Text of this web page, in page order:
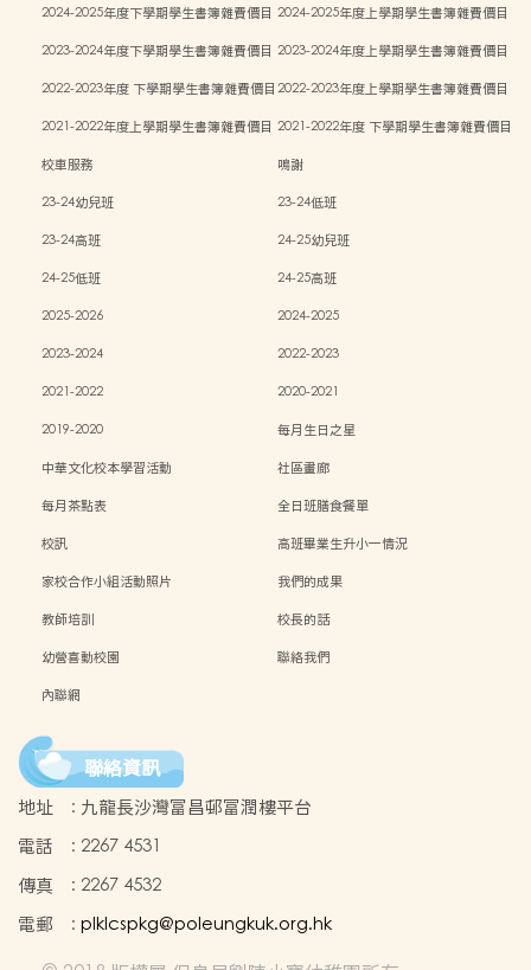
2024-2025年度下學期學生書簿雜費價目 2024-2025年度上學期學生書簿雜費價目
2023-2024年度下學期學生書簿雜費價目 2023-2024年度上學期學生書簿雜費價目
2022-2023年度 下學期學生書簿雜費價目2022-2023年度上學期學生書簿雜費價目
2021-2022年度上學期學生書簿雜費價目 2021-2022年度 下學期學生書簿雜費價目
校車服務
鳴謝
23-24幼兒班
23-24低班
23-24高班
24-25幼兒班
24-25低班
24-25高班
2025-2026
2024-2025
2023-2024
2022-2023
2021-2022
2020-2021
2019-2020
每月生日之星
中華文化校本學習活動
社區畫廊
每月茶點表
全日班膳食餐單
校訊
高班畢業生升小一情況
家校合作小組活動照片
我們的成果
教師培訓
校長的話
幼營喜動校園
聯絡我們
內聯網
聯絡資訊
地址 : 九龍長沙灣富昌邨富潤樓平台
電話
: 2267 4531
傳真
: 2267 4532
電郵
: plklcspkg@poleungkuk.org.hk